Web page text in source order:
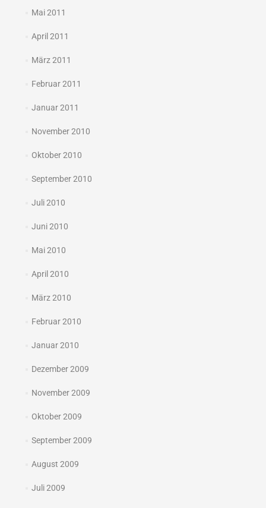
Mai 2011
April 2011
März 2011
Februar 2011
Januar 2011
November 2010
Oktober 2010
September 2010
Juli 2010
Juni 2010
Mai 2010
April 2010
März 2010
Februar 2010
Januar 2010
Dezember 2009
November 2009
Oktober 2009
September 2009
August 2009
Juli 2009